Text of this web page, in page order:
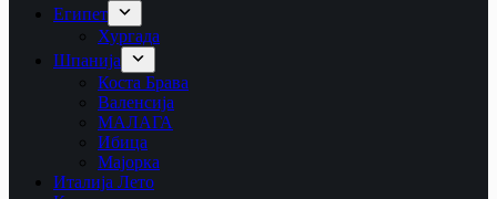
Египет
Хургада
Шпанија
Коста Брава
Валенсија
МАЛАГА
Ибица
Мајорка
Италија Лето